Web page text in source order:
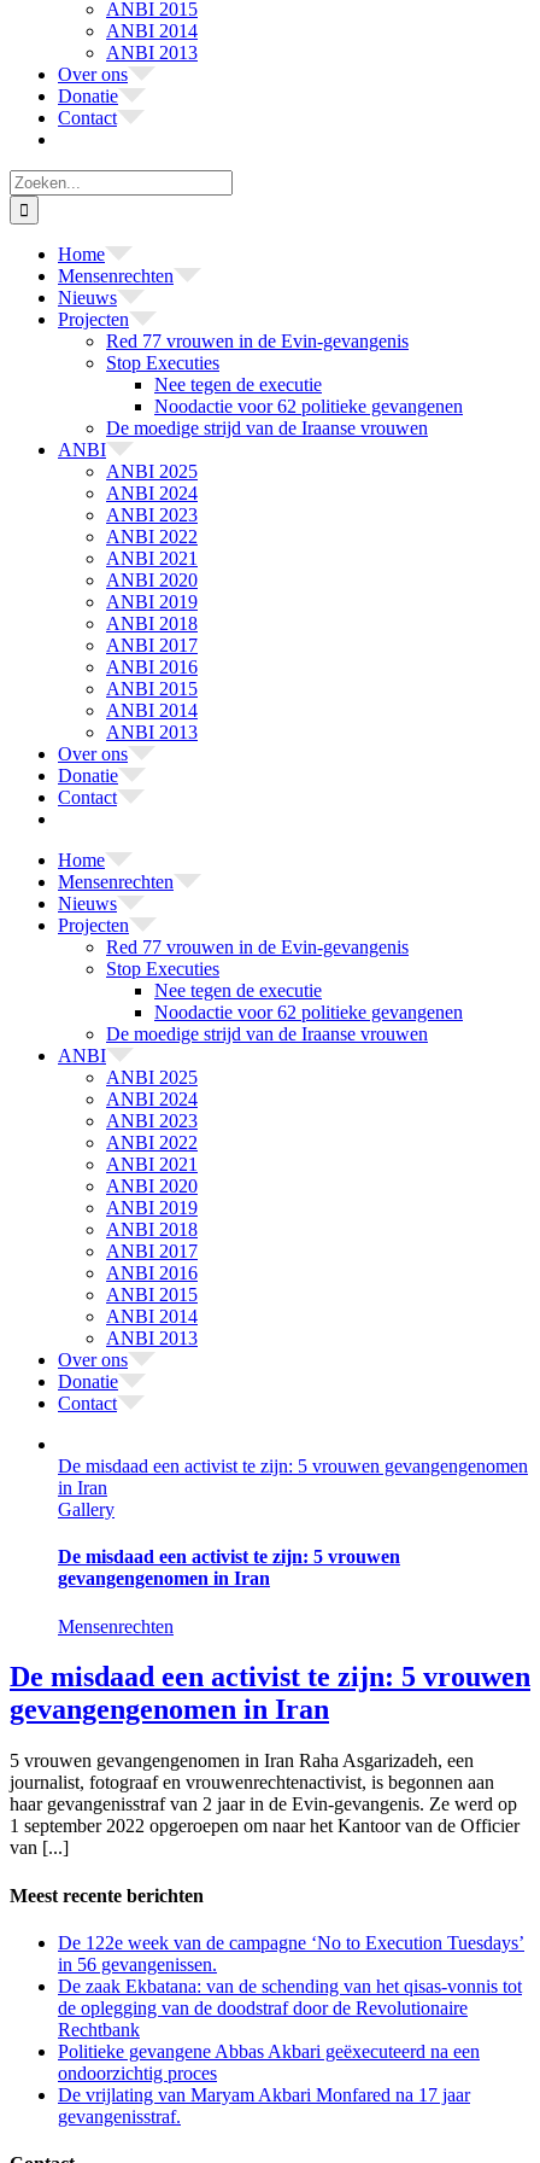
ANBI 2015
ANBI 2014
ANBI 2013
Over ons
Donatie
Contact
Zoeken
naar:
Home
Mensenrechten
Nieuws
Projecten
Red 77 vrouwen in de Evin-gevangenis
Stop Executies
Nee tegen de executie
Noodactie voor 62 politieke gevangenen
De moedige strijd van de Iraanse vrouwen
ANBI
ANBI 2025
ANBI 2024
ANBI 2023
ANBI 2022
ANBI 2021
ANBI 2020
ANBI 2019
ANBI 2018
ANBI 2017
ANBI 2016
ANBI 2015
ANBI 2014
ANBI 2013
Over ons
Donatie
Contact
Home
Mensenrechten
Nieuws
Projecten
Red 77 vrouwen in de Evin-gevangenis
Stop Executies
Nee tegen de executie
Noodactie voor 62 politieke gevangenen
De moedige strijd van de Iraanse vrouwen
ANBI
ANBI 2025
ANBI 2024
ANBI 2023
ANBI 2022
ANBI 2021
ANBI 2020
ANBI 2019
ANBI 2018
ANBI 2017
ANBI 2016
ANBI 2015
ANBI 2014
ANBI 2013
Over ons
Donatie
Contact
De misdaad een activist te zijn: 5 vrouwen gevangengenomen
in Iran
Gallery
De misdaad een activist te zijn: 5 vrouwen
gevangengenomen in Iran
Mensenrechten
De misdaad een activist te zijn: 5 vrouwen
gevangengenomen in Iran
5 vrouwen gevangengenomen in Iran Raha Asgarizadeh, een
journalist, fotograaf en vrouwenrechtenactivist, is begonnen aan
haar gevangenisstraf van 2 jaar in de Evin-gevangenis. Ze werd op
1 september 2022 opgeroepen om naar het Kantoor van de Officier
van [...]
Meest recente berichten
De 122e week van de campagne ‘No to Execution Tuesdays’
in 56 gevangenissen.
De zaak Ekbatana: van de schending van het qisas-vonnis tot
de oplegging van de doodstraf door de Revolutionaire
Rechtbank
Politieke gevangene Abbas Akbari geëxecuteerd na een
ondoorzichtig proces
De vrijlating van Maryam Akbari Monfared na 17 jaar
gevangenisstraf.